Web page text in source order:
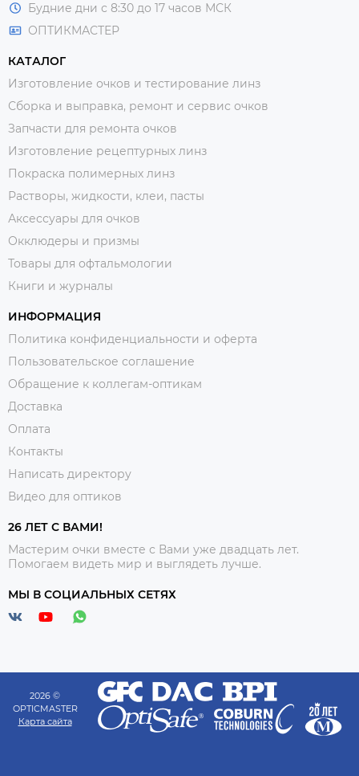
Будние дни с 8:30 до 17 часов МСК
ОПТИКМАСТЕР
КАТАЛОГ
Изготовление очков и тестирование линз
Сборка и выправка, ремонт и сервис очков
Запчасти для ремонта очков
Изготовление рецептурных линз
Покраска полимерных линз
Растворы, жидкости, клеи, пасты
Аксессуары для очков
Окклюдеры и призмы
Товары для офтальмологии
Книги и журналы
ИНФОРМАЦИЯ
Политика конфиденциальности и оферта
Пользовательское соглашение
Обращение к коллегам-оптикам
Доставка
Оплата
Контакты
Написать директору
Видео для оптиков
26 ЛЕТ С ВАМИ!
Мастерим очки вместе с Вами уже двадцать лет.
Помогаем видеть мир и выглядеть лучше.
МЫ В СОЦИАЛЬНЫХ СЕТЯХ
2026 ©
OPTICMASTER
Карта сайта